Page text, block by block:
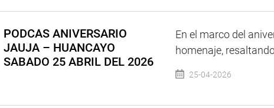
PODCAS ANIVERSARIO
JAUJA – HUANCAYO
SABADO 25 ABRIL DEL 2026
En el marco del
homenaje,
25-04-2026